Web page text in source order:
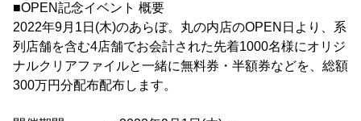
■OPEN記念イベント 概要
2022年9月1日(木)のあらぼ。丸の内店のOPEN日より、系
列店舗を含む4店舗でお会計された先着1000名様にオリジ
ナルクリアファイルと一緒に無料券・半額券などを、総額
300万円分配布配布します。